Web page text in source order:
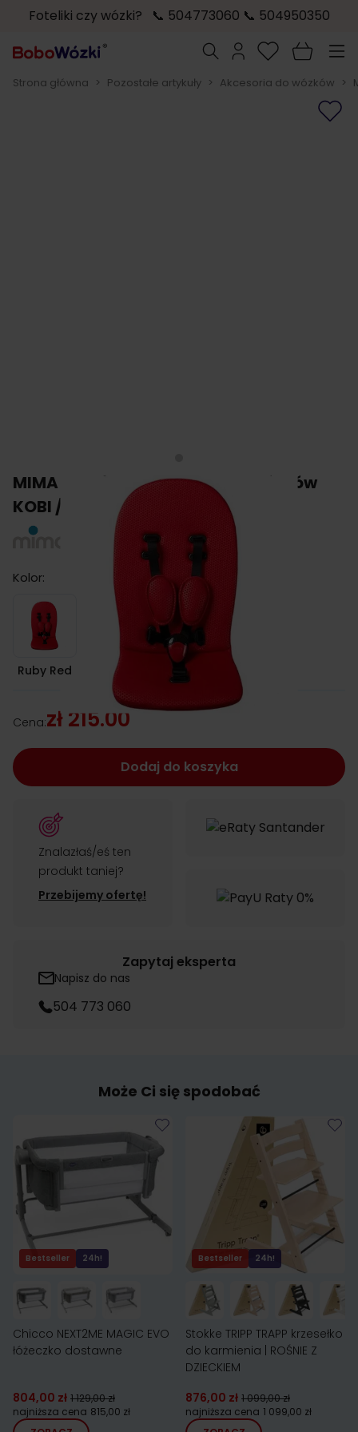
Foteliki czy wózki? 📞 504773060 📞 504950350
Szukaj
Strona główna > Pozostałe artykuły > Akcesoria do wózków >
MIMA wymienna wkładka do wózków
KOBI / XARi
Kolor:
Ruby Red
Ruby Red
Cena:zł 215.00
Dodaj do koszyka
Znalazłaś/eś ten
produkt taniej?
Przebijemy ofertę!
Zapytaj eksperta
Napisz do nas
504 773 060
Może Ci się spodobać
Bestseller 24h!
Chicco NEXT2ME MAGIC EVO
łóżeczko dostawne
804,00 zł 1 129,00 zł
najniższa cena 815,00 zł
Bestseller 24h!
Stokke TRIPP TRAPP krzesełko
do karmienia | ROŚNIE Z
DZIECKIEM
876,00 zł 1 099,00 zł
najniższa cena 1 099,00 zł